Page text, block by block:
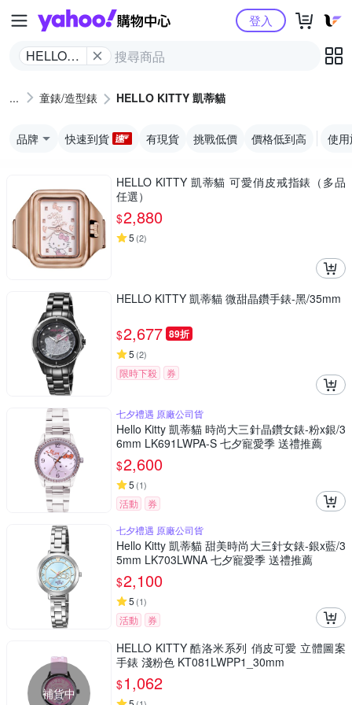
Yahoo購物中心
HELLO
蒂貓
登入
童錶/造型錶 HELLO KITTY 凱蒂貓
品牌 快速到貨 有現貨 挑戰低價 價格低到高 使
HELLO KITTY 凱蒂貓 可愛俏皮戒指錶（多品
任選）
$2,880
5 (2)
HELLO KITTY 凱蒂貓 微甜晶鑽手錶-黑/35mm
$2,677 89折
5 (2)
限時下殺 券
七夕禮遇 原廠公司貨
Hello Kitty 凱蒂貓 時尚大三針晶鑽女錶-粉x銀/3
6mm LK691LWPA-S 七夕寵愛季 送禮推薦
$2,600
5 (1)
活動
券
七夕禮遇 原廠公司貨
Hello Kitty 凱蒂貓 甜美時尚大三針女錶-銀x藍/3
5mm LK703LWNA 七夕寵愛季 送禮推薦
$2,100
5 (1)
活動 券
補貨中
HELLO KITTY 酷洛米系列 俏皮可愛 立體圖案
手錶 淺粉色 KT081LWPP1_30mm
$1,062